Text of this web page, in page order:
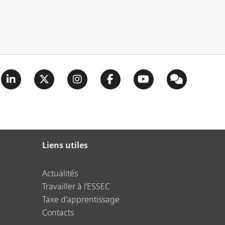
Liens utiles
Actualités
Travailler à l’ESSEC
Taxe d'apprentissage
Contacts